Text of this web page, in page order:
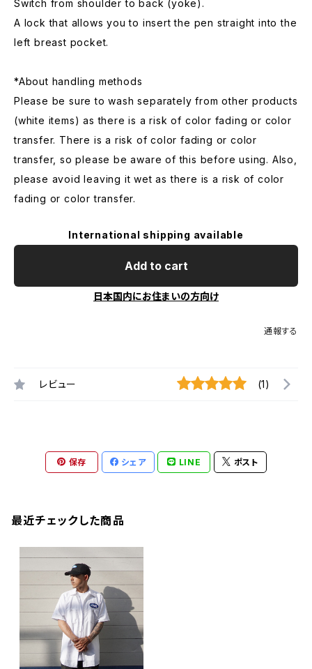
Switch from shoulder to back (yoke).
A lock that allows you to insert the pen straight into the
left breast pocket.
*About handling methods
Please be sure to wash separately from other products
(white items) as there is a risk of color fading or color
transfer. There is a risk of color fading or color
transfer, so please be aware of this before using. Also,
please avoid leaving it wet as there is a risk of color
fading or color transfer.
International shipping available
Add to cart
日本国内にお住まいの方向け
通報する
レビュー (1)
保存 シェア LINE ポスト
最近チェックした商品